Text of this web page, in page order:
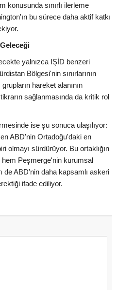
konusunda sınırlı ilerleme
bu sürece daha aktif katkı
yalnızca IŞİD benzeri
Bölgesi'nin sınırlarının
hareket alanının
sağlanmasında da kritik rol
ise şu sonuca ulaşılıyor:
ABD'nin Ortadoğu'daki en
olmayı sürdürüyor. Bu ortaklığın
hem Peşmerge'nin kurumsal
de ABD'nin daha kapsamlı askeri
ifade ediliyor.